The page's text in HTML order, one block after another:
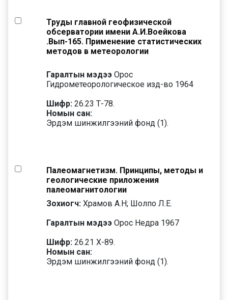
Труды главной геофизической
обсерватории имени А.И.Воейкова
.Вып-165. Применение статистических
методов в метеорологии
Гаралтын мэдээ Орос
Гидрометеорологическое изд-во 1964
Шифр: 26.23 Т-78.
Номын сан:
Эрдэм шинжилгээний фонд (1).
Палеомагнетизм. Принципы, методы и
геологические приложения
палеомагнитологии
Зохиогч: Храмов А.Н; Шолпо Л.Е.
Гаралтын мэдээ Орос Недра 1967
Шифр: 26.21 Х-89.
Номын сан:
Эрдэм шинжилгээний фонд (1).